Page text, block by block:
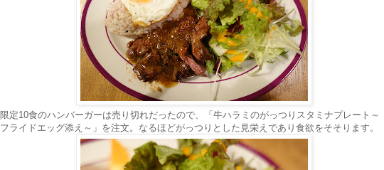
限定10食のハンバーガーは売り切れだったので、「牛ハラミのがっつりスタミナプレート～
フライドエッグ添え～」を注文。なるほどがっつりとした見栄えであり食欲をそそります。